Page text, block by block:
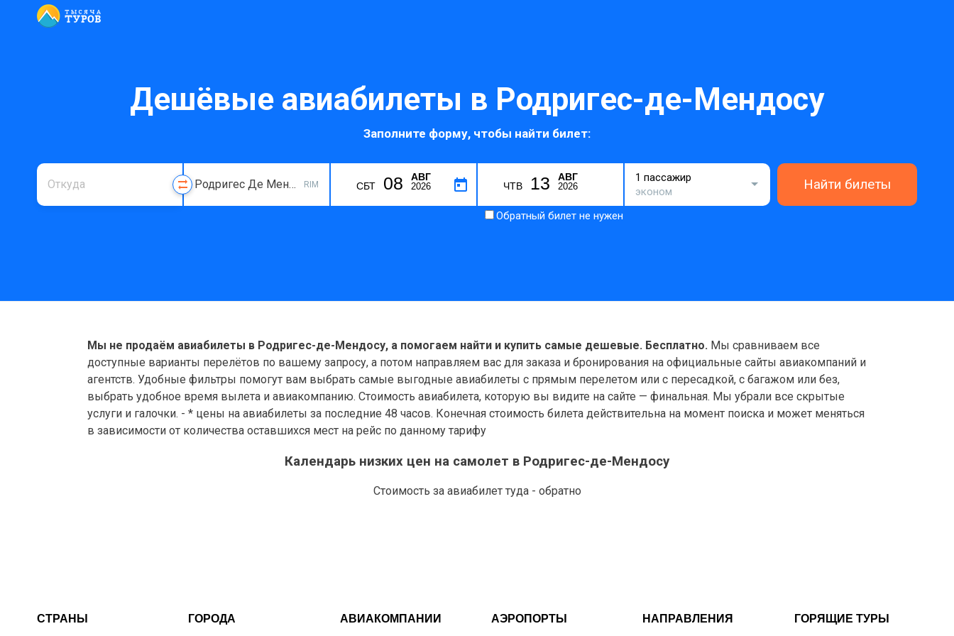
Дешёвые авиабилеты в Родригес-де-Мендосу
Заполните форму, чтобы найти билет:
RIM СБТ 08 АВГ
2026 ЧТВ 13 АВГ
2026
1 пассажир
эконом
Найти билеты
Обратный билет не нужен
Мы не продаём авиабилеты в Родригес-де-Мендосу, а помогаем найти и купить самые дешевые. Бесплатно. Мы сравниваем все
доступные варианты перелётов по вашему запросу, а потом направляем вас для заказа и бронирования на официальные сайты авиакомпаний и
агентств. Удобные фильтры помогут вам выбрать самые выгодные авиабилеты с прямым перелетом или с пересадкой, с багажом или без,
выбрать удобное время вылета и авиакомпанию. Стоимость авиабилета, которую вы видите на сайте — финальная. Мы убрали все скрытые
услуги и галочки. - * цены на авиабилеты за последние 48 часов. Конечная стоимость билета действительна на момент поиска и может меняться
в зависимости от количества оставшихся мест на рейс по данному тарифу
Календарь низких цен на самолет в Родригес-де-Мендосу
Стоимость за авиабилет туда - обратно
СТРАНЫ ГОРОДА АВИАКОМПАНИИ АЭРОПОРТЫ НАПРАВЛЕНИЯ ГОРЯЩИЕ ТУРЫ